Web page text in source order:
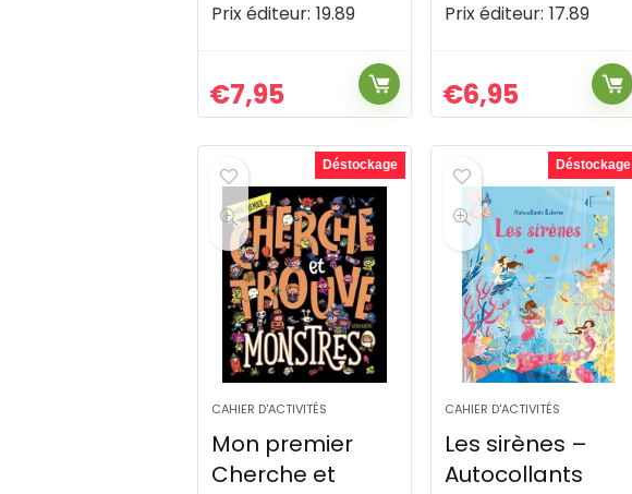
Prix éditeur: 19.89
€7,95
Prix éditeur: 17.89
€6,95
Déstockage
CAHIER D'ACTIVITÉS
Mon premier
Cherche et
Déstockage
CAHIER D'ACTIVITÉS
Les sirènes –
Autocollants